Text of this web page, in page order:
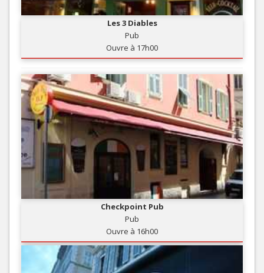
Les 3 Diables
Pub
Ouvre à 17h00
Checkpoint Pub
Pub
Ouvre à 16h00